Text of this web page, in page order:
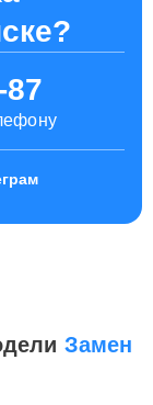
87
Замен